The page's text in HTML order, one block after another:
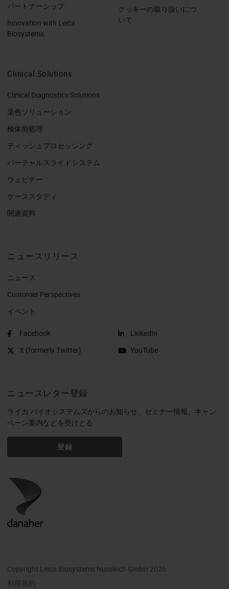
パートナーシップ
Innovation with Leica
Biosystems
クッキーの取り扱いにつ
いて
Clinical Solutions
Clinical Diagnostics Solutions
染色ソリューション
検体前処理
ティッシュプロセッシング
バーチャルスライドシステム
ウェビナー
ケーススタディ
関連資料
ニュースリリース
ニュース
Customer Perspectives​
イベント
Facebook
X (formerly Twitter)
LinkedIn
YouTube
ニュースレター登録
ライカ バイオシステムズからのお知らせ、セミナー情報、キャン
ペーン案内などを受けとる
登録
Copyright Leica Biosystems Nussloch GmbH 2026
利用規約